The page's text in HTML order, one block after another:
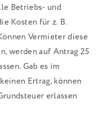
Betriebs- und
Kosten für z. B.
Vermieter diese
werden auf Antrag 25
Gab es im
Ertrag, können
erlassen